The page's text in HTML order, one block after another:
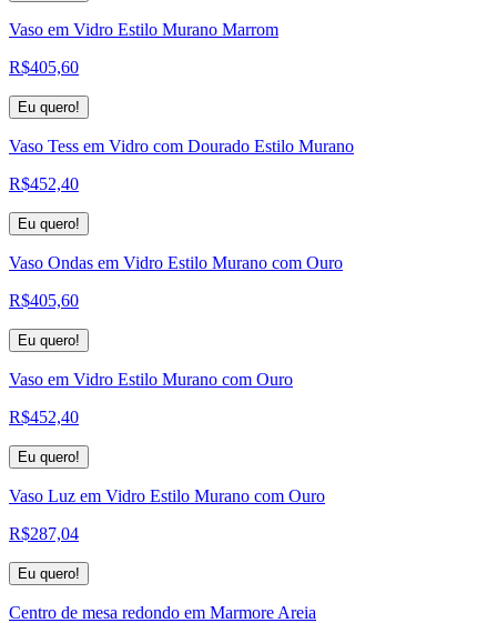
Vaso em Vidro Estilo Murano Marrom
R$405,60
Eu quero!
Vaso Tess em Vidro com Dourado Estilo Murano
R$452,40
Eu quero!
Vaso Ondas em Vidro Estilo Murano com Ouro
R$405,60
Eu quero!
Vaso em Vidro Estilo Murano com Ouro
R$452,40
Eu quero!
Vaso Luz em Vidro Estilo Murano com Ouro
R$287,04
Eu quero!
Centro de mesa redondo em Marmore Areia